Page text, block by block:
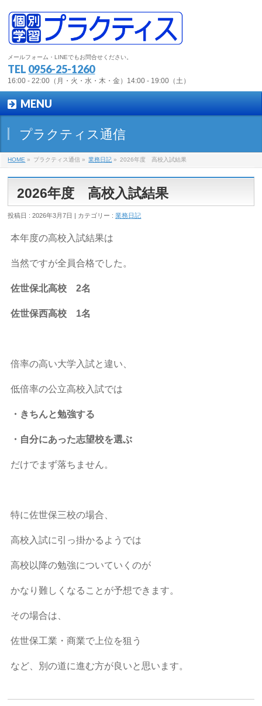
メールフォーム・LINEでもお問合せください。
TEL 0956-25-1260
16:00 - 22:00（月・火・水・木・金）14:00 - 19:00（土）
MENU
プラクティス通信
HOME » プラクティス通信 » 業務日記 » 2026年度 高校入試結果
2026年度 高校入試結果
投稿日 : 2026年3月7日 | カテゴリー :業務日記
本年度の高校入試結果は
当然ですが全員合格でした。
佐世保北高校 2名
佐世保西高校 1名
倍率の高い大学入試と違い、
低倍率の公立高校入試では
・きちんと勉強する
・自分にあった志望校を選ぶ
だけでまず落ちません。
特に佐世保三校の場合、
高校入試に引っ掛かるようでは
高校以降の勉強についていくのが
かなり難しくなることが予想できます。
その場合は、
佐世保工業・商業で上位を狙う
など、別の道に進む方が良いと思います。